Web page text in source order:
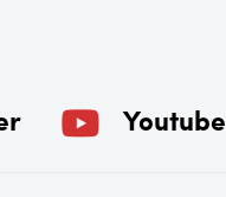
Youtube